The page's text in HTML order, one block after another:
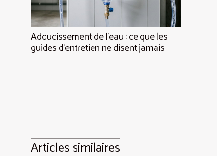
Adoucissement de l’eau : ce que les
guides d’entretien ne disent jamais
Articles similaires